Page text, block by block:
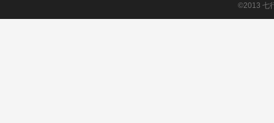
©2013 七